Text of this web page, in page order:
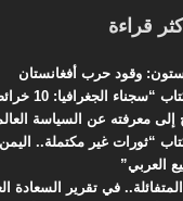
قراءة
وقود حرب أفغانستان
عرض كتاب
إلى معرفته عن السياسة
“ثورات غير مكتملة.. اليمن
العربي”
المتفائلة.. في تقرير السعادة